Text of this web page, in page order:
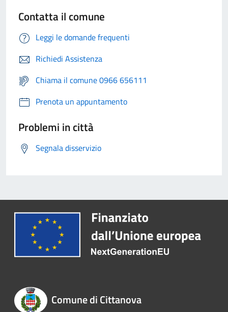
Contatta il comune
Leggi le domande frequenti
Richiedi Assistenza
Chiama il comune 0966 656111
Prenota un appuntamento
Problemi in città
Segnala disservizio
Comune di Cittanova